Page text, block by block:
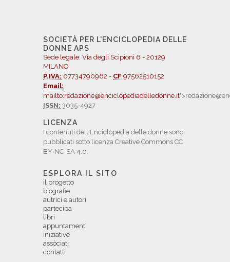
SOCIETÀ PER L'ENCICLOPEDIA DELLE
DONNE APS
Sede legale: Via degli Scipioni 6 - 20129
MILANO
P.IVA: 07734790962 - CF 97562510152
Email:
mailto:redazione@enciclopediadelledonne.it
ISSN: 3035-4927
LICENZA
I contenuti dell'Enciclopedia delle donne sono
pubblicati sotto licenza Creative Commons CC
BY-NC-SA 4.0.
ESPLORA IL SITO
il progetto
biografie
autrici e autori
partecipa
libri
appuntamenti
iniziative
assòciati
contatti